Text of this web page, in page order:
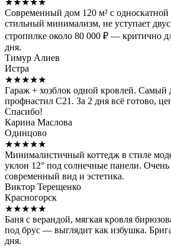
★★★★★
Современный дом 120 м² с
стильный минимализм, не уступает
стропилке около 80 000 ₽ — критично
дня.
Тимур Алиев
Истра
★★★★★
Гараж + хозблок одной кровлей.
профнастил С21. За 2 дня всё готово,
Спасибо!
Карина Маслова
Одинцово
★★★★★
Минималистичный коттедж в стиле
уклон 12° под солнечные панели.
современный вид и эстетика.
Виктор Терещенко
Красногорск
★★★★★
Баня с верандой, мягкая кровля
под брус — выглядит как избушка.
дня.